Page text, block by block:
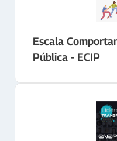
Escala
Pública - ECIP